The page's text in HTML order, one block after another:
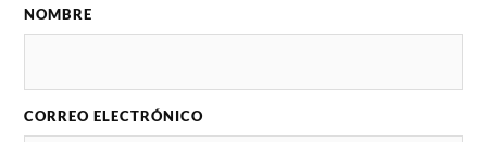
NOMBRE
CORREO ELECTRÓNICO